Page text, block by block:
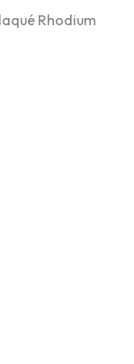
Rhodium